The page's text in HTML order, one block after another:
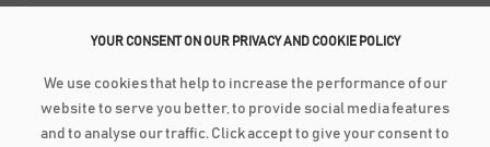
353, ගාලු පාර, කොළඹ 3
+94 112 574 419
YOUR CONSENT ON OUR PRIVACY AND COOKIE POLICY
We use cookies that help to increase the performance of our
website to serve you better, to provide social media features
and to analyse our traffic. Click accept to give your consent to